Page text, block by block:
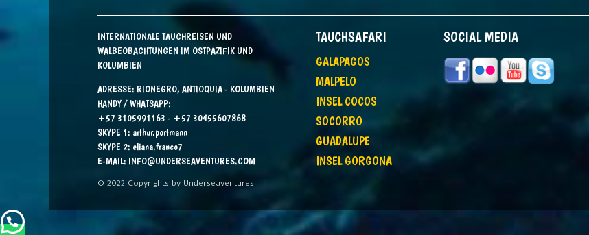
INTERNATIONALE TAUCHREISEN UND
WALBEOBACHTUNGEN IM OSTPAZIFIK UND
KOLUMBIEN
ADRESSE: RIONEGRO, ANTIOQUIA - KOLUMBIEN
HANDY / WHATSAPP:
+57 3105991163 - +57 30455607868
SKYPE 1: arthur.portmann
SKYPE 2: eliana.franco7
E-MAIL: INFO@UNDERSEAVENTURES.COM
TAUCHSAFARI
GALAPAGOS
MALPELO
INSEL COCOS
SOCORRO
GUADALUPE
INSEL GORGONA
SOCIAL MEDIA
© 2022 Copyrights by Underseaventures